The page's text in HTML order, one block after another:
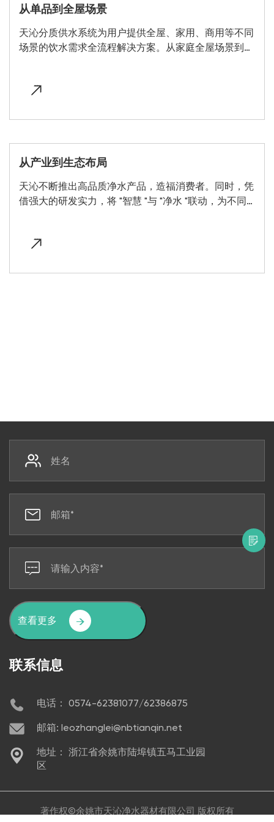
从单品到全屋场景
天沁分质供水系统为用户提供全屋、家用、商用等不同
场景的饮水需求全流程解决方案。从家庭全屋场景到多
从产业到生态布局
天沁不断推出高品质净水产品，造福消费者。同时，凭
借强大的研发实力，将 "智慧 "与 "净水 "联动，为不同
查看更多
联系信息
电话： 0574-62381077/62386875
邮箱: leozhanglei@nbtianqin.net
地址： 浙江省余姚市陆埠镇五马工业园
区
著作权©余姚市天沁净水器材有限公司 版权所有